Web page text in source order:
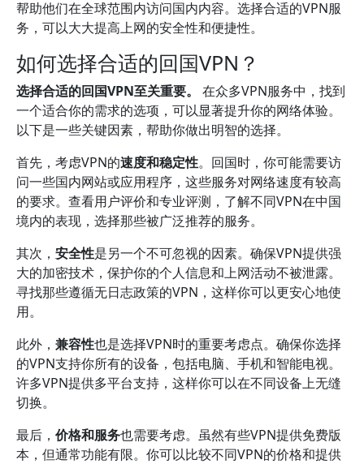
帮助他们在全球范围内访问国内内容。选择合适的VPN服
务，可以大大提高上网的安全性和便捷性。
如何选择合适的回国VPN？
选择合适的回国VPN至关重要。
在众多VPN服务中，找到
一个适合你的需求的选项，可以显著提升你的网络体验。
以下是一些关键因素，帮助你做出明智的选择。
首先，考虑VPN的速度和稳定性。回国时，你可能需要访
问一些国内网站或应用程序，这些服务对网络速度有较高
的要求。查看用户评价和专业评测，了解不同VPN在中国
境内的表现，选择那些被广泛推荐的服务。
其次， 安全性是另一个不可忽视的因素。确保VPN提供强
大的加密技术，保护你的个人信息和上网活动不被泄露。
寻找那些遵循无日志政策的VPN，这样你可以更安心地使
用。
此外， 兼容性也是选择VPN时的重要考虑点。确保你选择
的VPN支持你所有的设备，包括电脑、手机和智能电视。
许多VPN提供多平台支持，这样你可以在不同设备上无缝
切换。
最后， 价格和服务也需要考虑。虽然有些VPN提供免费版
本，但通常功能有限。你可以比较不同VPN的价格和提供